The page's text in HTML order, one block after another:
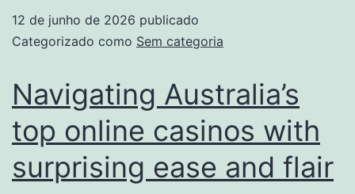
12 de junho de 2026 publicado
Categorizado como Sem categoria
Navigating Australia’s
top online casinos with
surprising ease and flair